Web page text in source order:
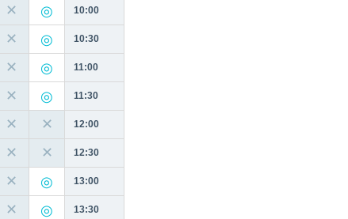
✕ 10:00
✕ 10:30
✕ 11:00
✕ 11:30
✕ ✕ 12:00
✕ ✕ 12:30
✕ 13:00
✕ 13:30